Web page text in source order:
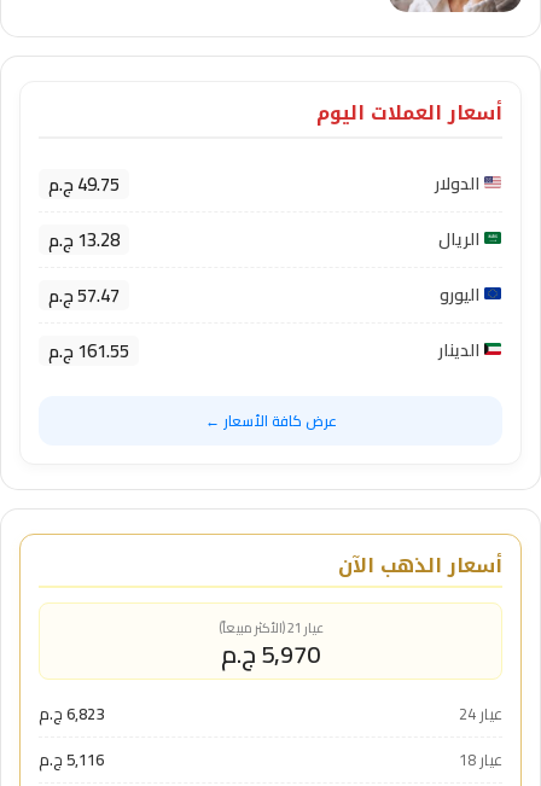
أسعار العملات اليوم
الدولار 49.75 ج.م
الريال 13.28 ج.م
اليورو 57.47 ج.م
الدينار 161.55 ج.م
عرض كافة الأسعار ←
أسعار الذهب الآن
عيار 21 (الأكثر مبيعاً)
5,970 ج.م
عيار 24
6,823 ج.م
عيار 18
5,116 ج.م